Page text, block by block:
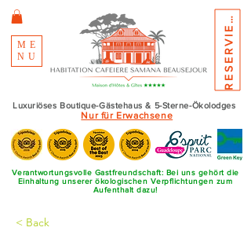
ME
NU
Luxuriöses Boutique-Gästehaus & 5-Sterne-Ökolodges
Nur für Erwachsene
R
E
S
E
R
V
I
E
R
E
N
Verantwortungsvolle Gastfreundschaft: Bei uns gehört die
Einhaltung unserer ökologischen Verpflichtungen zum
Aufenthalt dazu!
< Back